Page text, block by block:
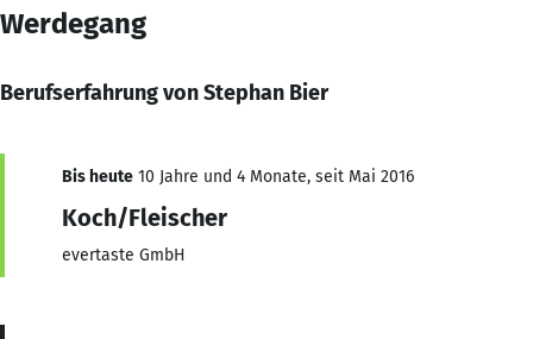
Werdegang
Berufserfahrung von Stephan Bier
Bis heute 10 Jahre und 4 Monate, seit Mai 2016
Koch/Fleischer
evertaste GmbH